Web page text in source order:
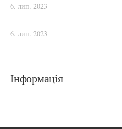
6. лип. 2023
6. лип. 2023
Інформація